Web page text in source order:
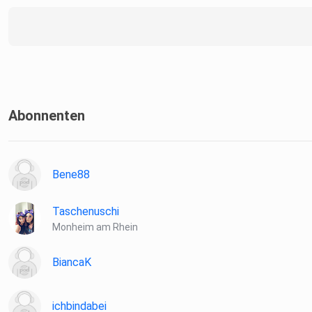
Abonnenten
Bene88
Taschenuschi
Monheim am Rhein
BiancaK
ichbindabei